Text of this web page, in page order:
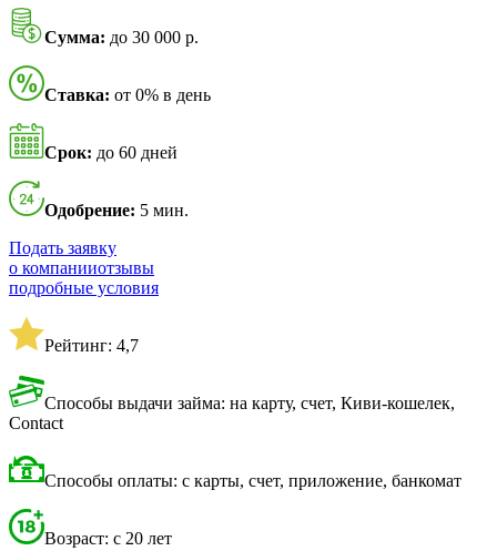
Сумма: до 30 000 р.
Ставка: от 0% в день
Срок: до 60 дней
Одобрение: 5 мин.
Подать заявку
о компанииотзывы
подробные условия
Рейтинг: 4,7
Способы выдачи займа: на карту, счет, Киви-кошелек,
Contact
Способы оплаты: с карты, счет, приложение, банкомат
Возраст: с 20 лет